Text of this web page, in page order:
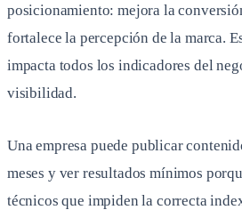
posicionamiento: mejora la
fortalece la percepción de la marca.
impacta todos los indicadores del
visibilidad.
Una empresa puede publicar
meses y ver resultados mínimos
técnicos que impiden la correcta